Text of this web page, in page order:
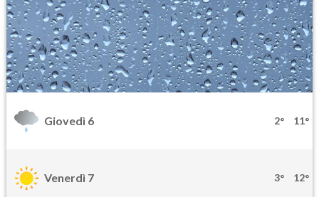
Giovedì 6 2° 11°
Venerdì 7 3° 12°